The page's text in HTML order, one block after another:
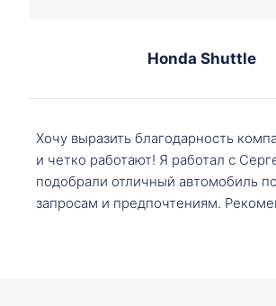
Honda Shuttle
Хочу выразить благодарность
и четко работают! Я работал с
подобрали отличный автомобиль
запросам и предпочтениям.